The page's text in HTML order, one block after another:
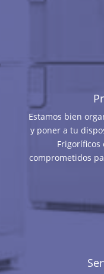
Estamos bien
y poner a tu
Frigoríficos
comprometidos